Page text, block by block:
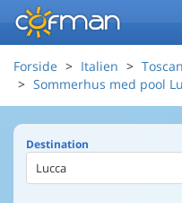
Forside Italien
Sommerhus med pool
Destination